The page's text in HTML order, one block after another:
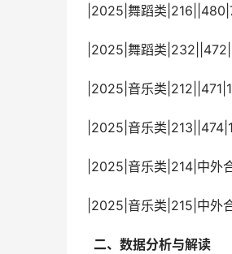
|2025|舞蹈类
|2025|舞蹈类
|2025|音乐类
|2025|音乐类
|2025|音乐类|214|中外
|2025|音乐类|215|中外
  二、数据分析与解读